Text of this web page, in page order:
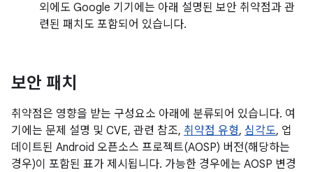
외에도 Google 기기에는 아래 설명된 보안 취약점과 관
련된 패치도 포함되어 있습니다.
보안 패치
취약점은 영향을 받는 구성요소 아래에 분류되어 있습니다. 여
기에는 문제 설명 및 CVE, 관련 참조, 취약점 유형, 심각도, 업
데이트된 Android 오픈소스 프로젝트(AOSP) 버전(해당하는
경우)이 포함된 표가 제시됩니다. 가능한 경우에는 AOSP 변경